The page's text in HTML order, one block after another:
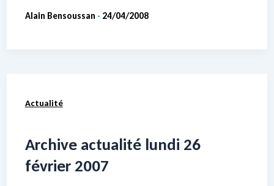
Alain Bensoussan - 24/04/2008
Actualité
Archive actualité lundi 26
février 2007